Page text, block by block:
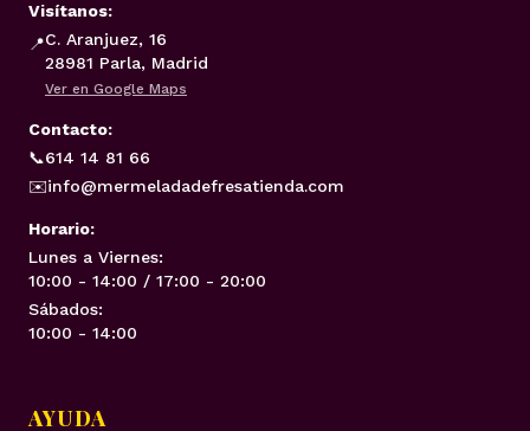
Visítanos:
📍C. Aranjuez, 16
28981 Parla, Madrid
Ver en Google Maps
Contacto:
📞614 14 81 66
✉️info@mermeladadefresatienda.com
Horario:
Lunes a Viernes:
10:00 - 14:00 / 17:00 - 20:00
Sábados:
10:00 - 14:00
AYUDA